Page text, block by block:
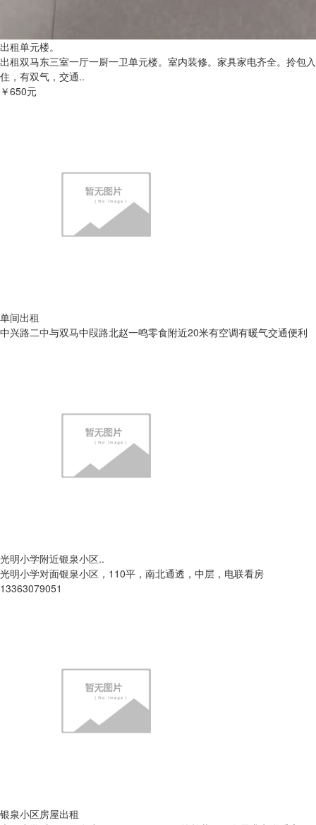
出租单元楼。
出租双马东三室一厅一厨一卫单元楼。室内装修。家具家电齐全。拎包入
住，有双气，交通..
￥650元
单间出租
中兴路二中与双马中叚路北赵一鸣零食附近20米有空调有暖气交通便利
光明小学附近银泉小区..
光明小学对面银泉小区，110平，南北通透，中层，电联看房
13363079051
银泉小区房屋出租